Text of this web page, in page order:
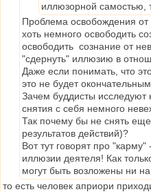
иллюзорной самостью,
Проблема освобождения от
хоть немного освободить
освободить сознание от
"сдернуть" иллюзию в
Даже если понимать, что
это не будет
Зачем буддисты исследуют
снятия с себя немного
Так почему бы не снять
результатов действий)?
Вот тут говорят про "карму"
иллюзии деятеля! Как
могут быть возложены ни
то есть человек априори